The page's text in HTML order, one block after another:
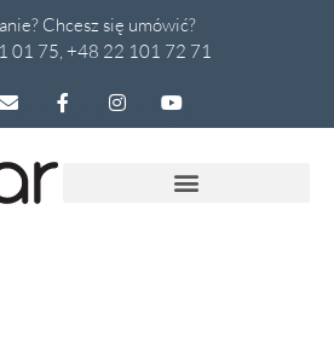
Chcesz się umówić?
01 75, +48 22 101 72 71